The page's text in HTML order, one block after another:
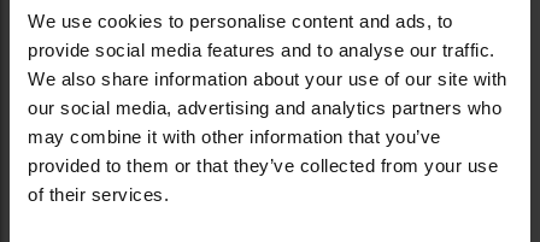
We use cookies to personalise content and ads, to
provide social media features and to analyse our traffic.
We also share information about your use of our site with
our social media, advertising and analytics partners who
may combine it with other information that you’ve
provided to them or that they’ve collected from your use
of their services.
dwie z tyłu zamykane na rzepy
jedna mała nad kieszenią cargo